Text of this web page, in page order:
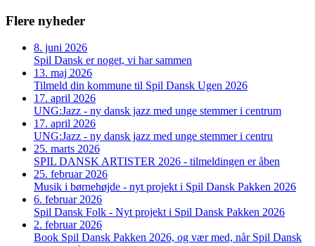
Flere nyheder
8. juni 2026
Spil Dansk er noget, vi har sammen
13. maj 2026
Tilmeld din kommune til Spil Dansk Ugen 2026
17. april 2026
UNG:Jazz - ny dansk jazz med unge stemmer i centrum
17. april 2026
UNG:Jazz - ny dansk jazz med unge stemmer i centru
25. marts 2026
SPIL DANSK ARTISTER 2026 - tilmeldingen er åben
25. februar 2026
Musik i børnehøjde - nyt projekt i Spil Dansk Pakken 2026
6. februar 2026
Spil Dansk Folk - Nyt projekt i Spil Dansk Pakken 2026
2. februar 2026
Book Spil Dansk Pakken 2026, og vær med, når Spil Dansk